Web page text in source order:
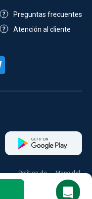
Preguntas frecuentes
Atención al cliente
Política de
Mapa del
sitio